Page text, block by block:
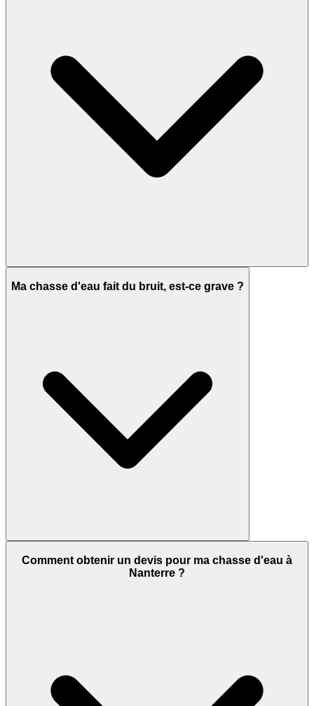
Ma chasse d'eau fait du bruit, est-ce grave ?
Comment obtenir un devis pour ma chasse d'eau à
Nanterre ?